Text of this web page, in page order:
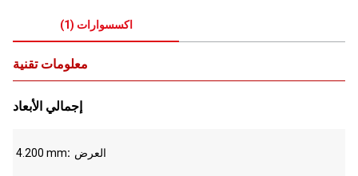
اكسسوارات (
1
)
معلومات تقنية
إجمالي الأبعاد
4.200 mm العرض